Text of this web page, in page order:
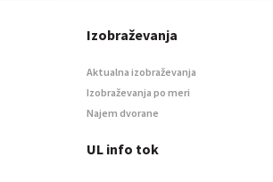
Izobraževanja
Aktualna izobraževanja
Izobraževanja po meri
Najem dvorane
UL info tok